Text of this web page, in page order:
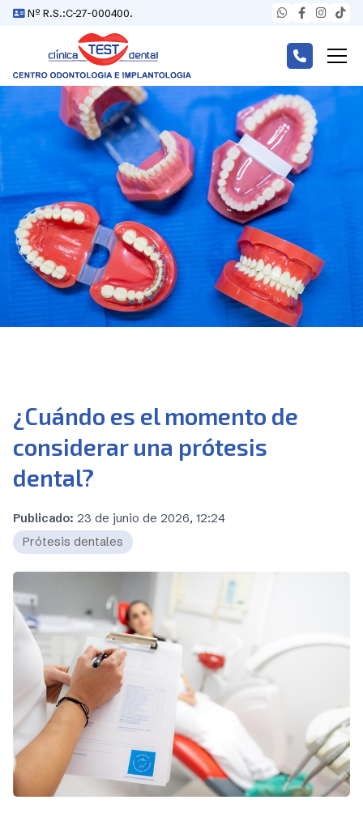
Nº R.S.:C-27-000400.
¿Cuándo es el momento de
considerar una prótesis
dental?
Publicado: 23 de junio de 2026, 12:24
Prótesis dentales